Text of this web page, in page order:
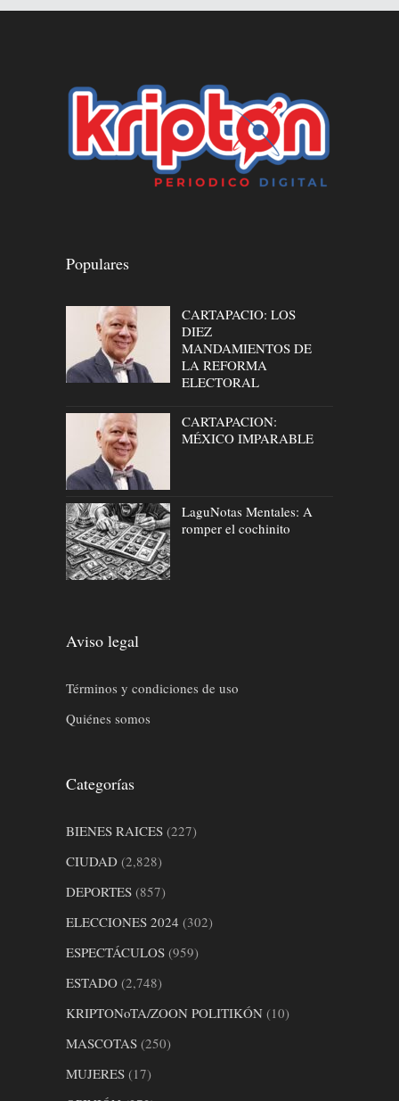
Populares
CARTAPACIO: LOS
DIEZ
MANDAMIENTOS DE
LA REFORMA
ELECTORAL
CARTAPACION:
MÉXICO IMPARABLE
LaguNotas Mentales: A
romper el cochinito
Aviso legal
Términos y condiciones de uso
Quiénes somos
Categorías
BIENES RAICES (227)
CIUDAD (2,828)
DEPORTES (857)
ELECCIONES 2024 (302)
ESPECTÁCULOS (959)
ESTADO (2,748)
KRIPTONoTA/ZOON POLITIKÓN (10)
MASCOTAS (250)
MUJERES (17)